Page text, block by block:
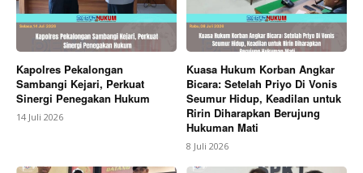
Kapolres Pekalongan
Sambangi Kejari, Perkuat
Sinergi Penegakan Hukum
14 Juli 2026
Kuasa Hukum Korban Angkar
Bicara: Setelah Priyo Di Vonis
Seumur Hidup, Keadilan untuk
Ririn Diharapkan Berujung
Hukuman Mati
8 Juli 2026